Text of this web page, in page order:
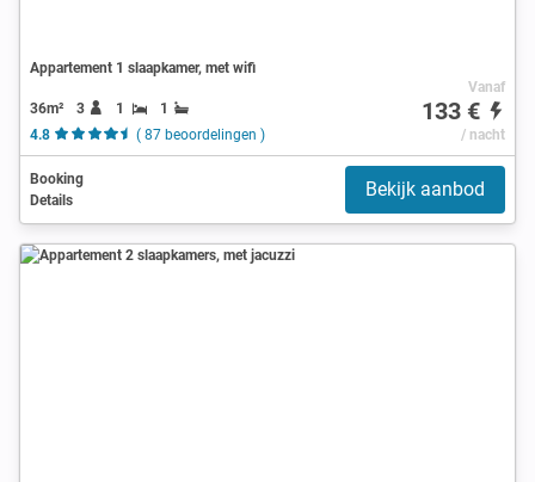
Appartement 1 slaapkamer, met wifi
36m² 3 1
1
4.8
( 87 beoordelingen )
Vanaf
133 €
/ nacht
Booking
Details
Bekijk aanbod